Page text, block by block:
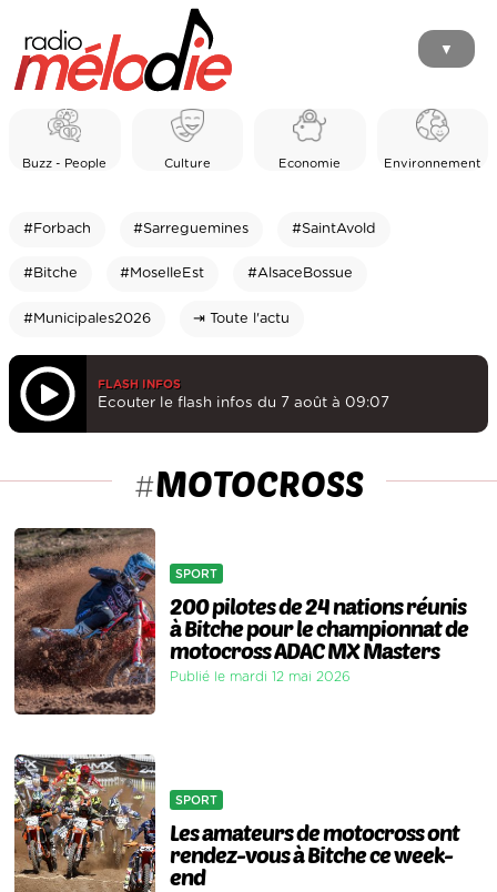
▼
Buzz - People Culture Economie Environnement
#Forbach #Sarreguemines #SaintAvold
#Bitche #MoselleEst #AlsaceBossue
#Municipales2026 ⇥ Toute l'actu
FLASH INFOS
Ecouter le flash infos du 7 août à 09:07
#MOTOCROSS
SPORT
200 pilotes de 24 nations réunis
à Bitche pour le championnat de
motocross ADAC MX Masters
Publié le mardi 12 mai 2026
SPORT
Les amateurs de motocross ont
rendez-vous à Bitche ce week-
end